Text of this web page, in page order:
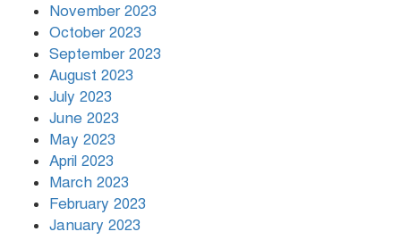
November 2023
October 2023
September 2023
August 2023
July 2023
June 2023
May 2023
April 2023
March 2023
February 2023
January 2023